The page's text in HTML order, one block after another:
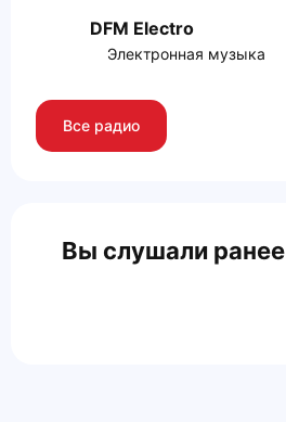
DFM Electro
Электронная музыка
Все радио
Вы слушали ранее